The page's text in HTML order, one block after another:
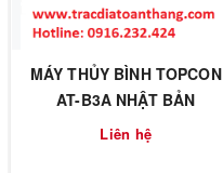
MÁY THỦY BÌNH TOPCON
AT-B3A NHẬT BẢN
Liên hệ